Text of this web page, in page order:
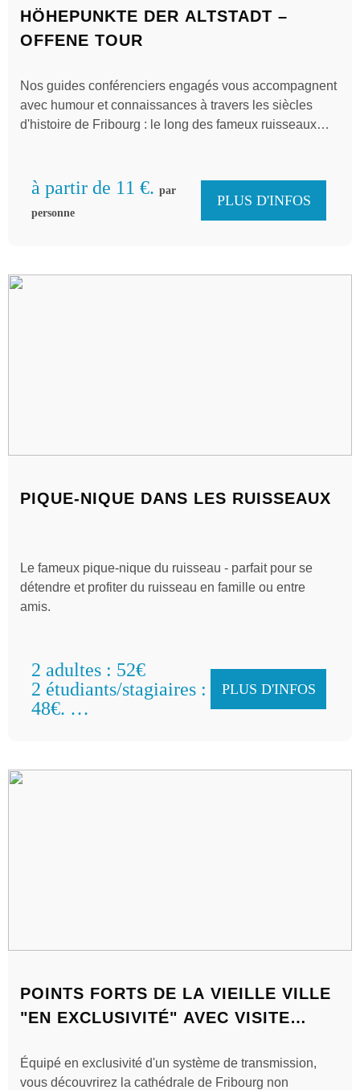
HÖHEPUNKTE DER ALTSTADT –
OFFENE TOUR
Nos guides conférenciers engagés vous accompagnent
avec humour et connaissances à travers les siècles
d'histoire de Fribourg : le long des fameux ruisseaux
l'impressionnante cathédrale. La vie quotidienne
moderne de Fribourg n'est pas non plus oubliée lors de
notre visite d'environ 1,5 heure !
à partir de 11 €. par
personne
PLUS D'INFOS
PIQUE-NIQUE DANS LES RUISSEAUX
Le fameux pique-nique du ruisseau - parfait pour se
détendre et profiter du ruisseau en famille ou entre
amis.
2 adultes : 52€
2 étudiants/stagiaires :
48€.
PLUS D'INFOS
POINTS FORTS DE LA VIEILLE VILLE
"EN EXCLUSIVITÉ" AVEC VISITE
TOUR OUVERT
Équipé en exclusivité d'un système de transmission,
vous découvrirez la cathédrale de Fribourg non